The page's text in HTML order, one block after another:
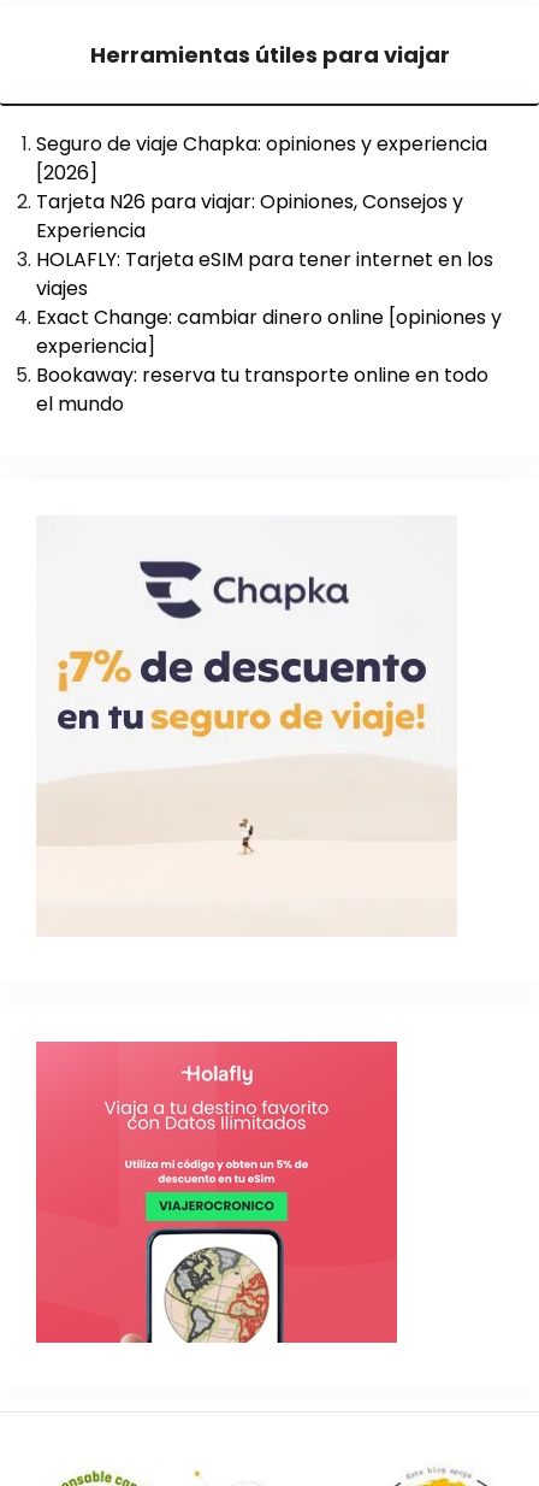
Herramientas útiles para viajar
Seguro de viaje Chapka: opiniones y experiencia
[2026]
Tarjeta N26 para viajar: Opiniones, Consejos y
Experiencia
HOLAFLY: Tarjeta eSIM para tener internet en los
viajes
Exact Change: cambiar dinero online [opiniones y
experiencia]
Bookaway: reserva tu transporte online en todo
el mundo